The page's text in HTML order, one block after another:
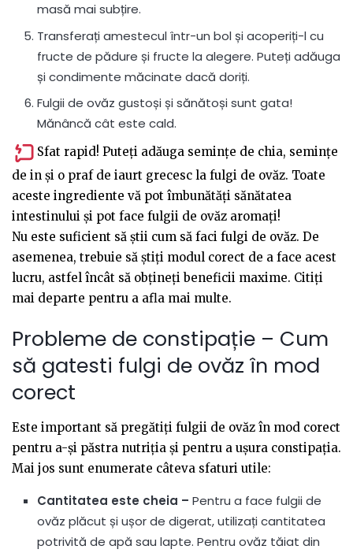
masă mai subțire.
Transferați amestecul într-un bol și acoperiți-l cu
fructe de pădure și fructe la alegere. Puteți adăuga
și condimente măcinate dacă doriți.
Fulgii de ovăz gustoși și sănătoși sunt gata!
Mănâncă cât este cald.
Sfat rapid! Puteți adăuga semințe de chia, semințe
de in și o praf de iaurt grecesc la fulgi de ovăz. Toate
aceste ingrediente vă pot îmbunătăți sănătatea
intestinului și pot face fulgii de ovăz aromați!
Nu este suficient să știi cum să faci fulgi de ovăz. De
asemenea, trebuie să știți modul corect de a face acest
lucru, astfel încât să obțineți beneficii maxime. Citiți
mai departe pentru a afla mai multe.
Probleme de constipație – Cum
să gatesti fulgi de ovăz în mod
corect
Este important să pregătiți fulgii de ovăz în mod corect
pentru a-și păstra nutriția și pentru a ușura constipația.
Mai jos sunt enumerate câteva sfaturi utile:
Cantitatea este cheia – Pentru a face fulgii de
ovăz plăcut și ușor de digerat, utilizați cantitatea
potrivită de apă sau lapte. Pentru ovăz tăiat din